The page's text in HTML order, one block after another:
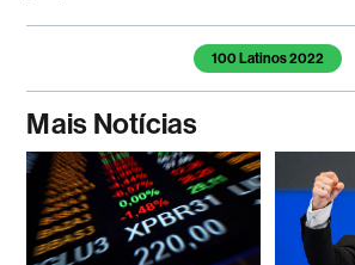
Temas deste artigo100 Latinos 2022
Mais Notícias